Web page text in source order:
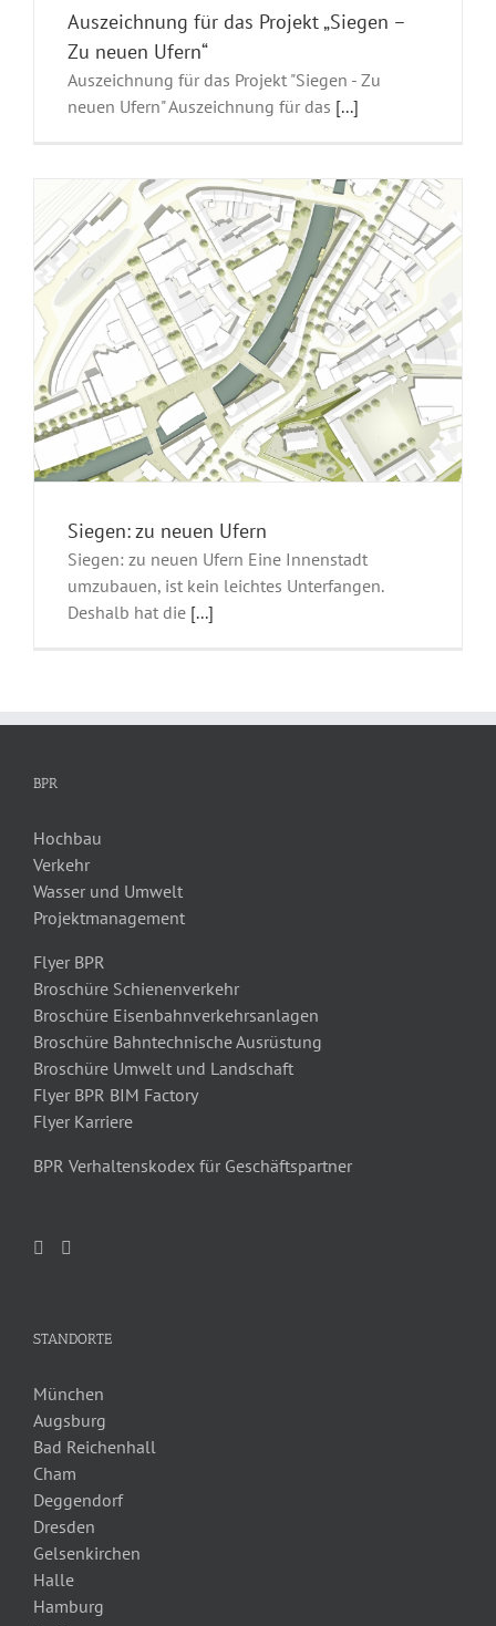
Auszeichnung für das Projekt „Siegen –
Zu neuen Ufern“
Auszeichnung für das Projekt "Siegen - Zu
neuen Ufern" Auszeichnung für das [...]
Siegen: zu neuen Ufern
Siegen: zu neuen Ufern Eine Innenstadt
umzubauen, ist kein leichtes Unterfangen.
Deshalb hat die [...]
BPR
Hochbau
Verkehr
Wasser und Umwelt
Projektmanagement
Flyer BPR
Broschüre Schienenverkehr
Broschüre Eisenbahnverkehrsanlagen
Broschüre Bahntechnische Ausrüstung
Broschüre Umwelt und Landschaft
Flyer BPR BIM Factory
Flyer Karriere
BPR Verhaltenskodex für Geschäftspartner
STANDORTE
München
Augsburg
Bad Reichenhall
Cham
Deggendorf
Dresden
Gelsenkirchen
Halle
Hamburg